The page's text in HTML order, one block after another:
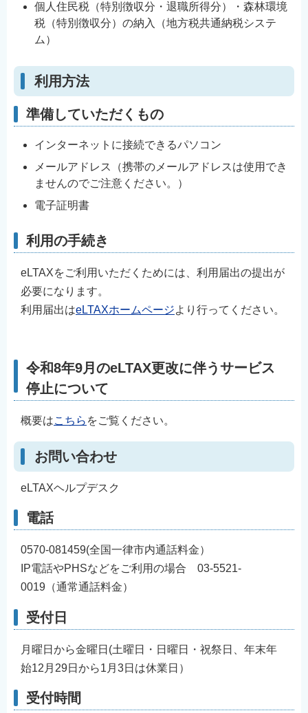
個人住民税（特別徴収分・退職所得分）・森林環境
税（特別徴収分）の納入（地方税共通納税システ
ム）
利用方法
準備していただくもの
インターネットに接続できるパソコン
メールアドレス（携帯のメールアドレスは使用でき
ませんのでご注意ください。）
電子証明書
利用の手続き
eLTAXをご利用いただくためには、利用届出の提出が
必要になります。
利用届出はeLTAXホームページより行ってください。
令和8年9月のeLTAX更改に伴うサービス
停止について
概要はこちら をご覧ください。
お問い合わせ
eLTAXヘルプデスク
電話
0570-081459(全国一律市内通話料金）
IP電話やPHSなどをご利用の場合 03-5521-
0019（通常通話料金）
受付日
月曜日から金曜日(土曜日・日曜日・祝祭日、年末年
始12月29日から1月3日は休業日）
受付時間